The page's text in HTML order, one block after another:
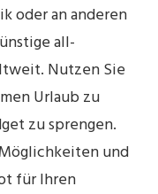
oder an anderen
all-
Nutzen Sie
Urlaub zu
zu sprengen.
und
für Ihren